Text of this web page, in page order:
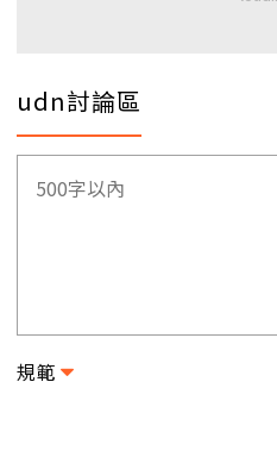
udn討論區
規範